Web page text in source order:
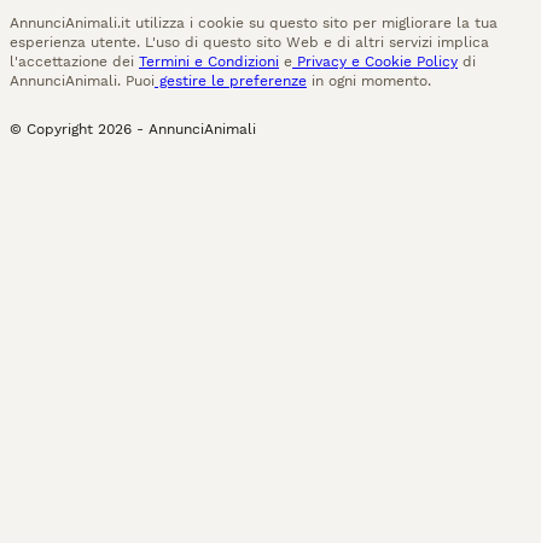
AnnunciAnimali.it utilizza i cookie su questo sito per migliorare la tua
esperienza utente. L'uso di questo sito Web e di altri servizi implica
l'accettazione dei Termini e Condizioni e Privacy e Cookie Policy di
AnnunciAnimali. Puoi gestire le preferenze in ogni momento.
© Copyright 2026 - AnnunciAnimali